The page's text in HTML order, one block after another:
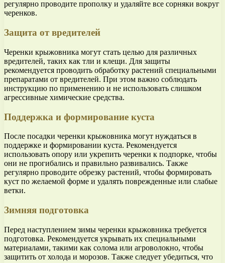
регулярно проводите прополку и удаляйте все сорняки вокруг
черенков.
Защита от вредителей
Черенки крыжовника могут стать целью для различных
вредителей, таких как тли и клещи. Для защиты
рекомендуется проводить обработку растений специальными
препаратами от вредителей. При этом важно соблюдать
инструкцию по применению и не использовать слишком
агрессивные химические средства.
Поддержка и формирование куста
После посадки черенки крыжовника могут нуждаться в
поддержке и формировании куста. Рекомендуется
использовать опору или укрепить черенки к подпорке, чтобы
они не прогибались и правильно развивались. Также
регулярно проводите обрезку растений, чтобы формировать
куст по желаемой форме и удалять поврежденные или слабые
ветки.
Зимняя подготовка
Перед наступлением зимы черенки крыжовника требуется
подготовка. Рекомендуется укрывать их специальными
материалами, такими как солома или агроволокно, чтобы
защитить от холода и морозов. Также следует убедиться, что